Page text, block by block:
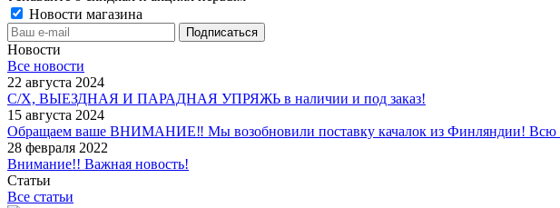
Новости магазина
Новости
Все новости
22 августа 2024
С/Х, ВЫЕЗДНАЯ И ПАРАДНАЯ УПРЯЖЬ в наличии и под заказ!
15 августа 2024
Обращаем ваше ВНИМАНИЕ‼ Мы возобновили поставку качалок из Финляндии! Всю
28 февраля 2022
Внимание!! Важная новость!
Статьи
Все статьи